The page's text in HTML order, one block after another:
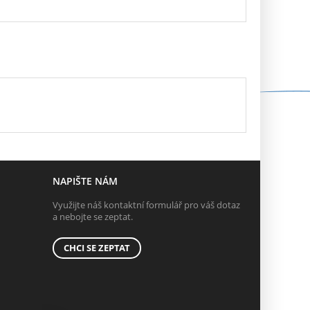
NAPIŠTE NÁM
Využijte náš kontaktní formulář pro váš dotaz
a nebojte se zeptat.
CHCI SE ZEPTAT